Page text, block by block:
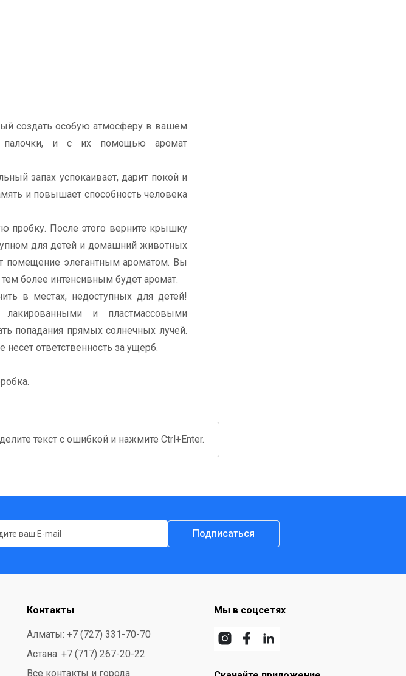
создать особую атмосферу в вашем
палочки, и с их помощью аромат
запах успокаивает, дарит покой и
и повышает способность человека
пробку. После этого верните крышку
для детей и домашний животных
помещение элегантным ароматом. Вы
более интенсивным будет аромат.
в местах, недоступных для детей!
и пластмассовыми
попадания прямых солнечных лучей.
ответственность за ущерб.
текст с ошибкой и нажмите Ctrl+Enter.
Подписаться
Контакты
Алматы: +7 (727) 331-70-70
Астана: +7 (717) 267-20-22
Все контакты и города
Мы в соцсетях